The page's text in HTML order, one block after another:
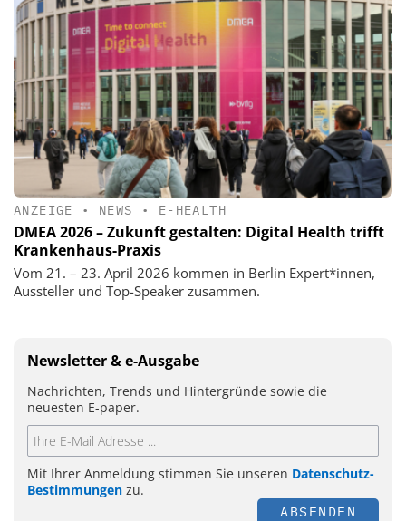
ANZEIGE • NEWS • E-HEALTH
DMEA 2026 – Zukunft gestalten: Digital Health trifft
Krankenhaus-Praxis
Vom 21. – 23. April 2026 kommen in Berlin Expert*innen,
Aussteller und Top-Speaker zusammen.
Newsletter & e-Ausgabe
Nachrichten, Trends und Hintergründe sowie die
neuesten E-paper.
Mit Ihrer Anmeldung stimmen Sie unseren Datenschutz-
Bestimmungen zu.
ABSENDEN